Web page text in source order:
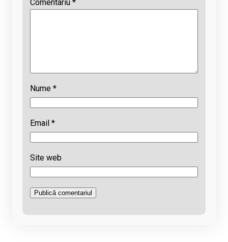
Comentariu *
Nume *
Email *
Site web